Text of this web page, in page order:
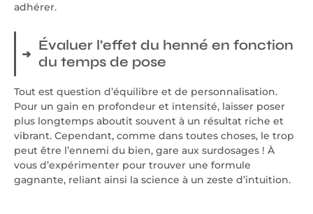
adhérer.
Évaluer l’effet du henné en fonction
du temps de pose
Tout est question d’équilibre et de personnalisation.
Pour un gain en profondeur et intensité, laisser poser
plus longtemps aboutit souvent à un résultat riche et
vibrant. Cependant, comme dans toutes choses, le trop
peut être l’ennemi du bien, gare aux surdosages ! À
vous d’expérimenter pour trouver une formule
gagnante, reliant ainsi la science à un zeste d’intuition.